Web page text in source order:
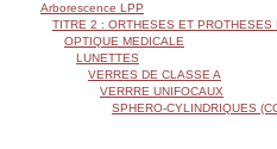
Arborescence LPP
TITRE 2 : ORTHESES ET PROTHESES
OPTIQUE MEDICALE
LUNETTES
VERRES DE CLASSE A
VERRRE UNIFOCAUX
SPHERO-CYLINDRIQUES